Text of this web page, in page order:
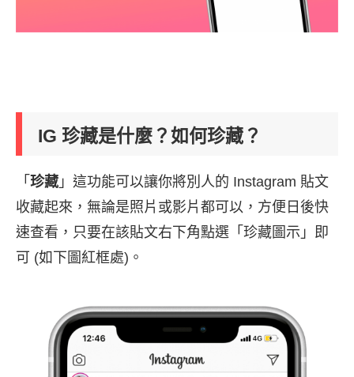
IG 珍藏是什麼？如何珍藏？
「 珍藏 」這功能可以讓你將別人的 Instagram 貼文
收藏起來，無論是照片或影片都可以，方便日後快
速查看，只要在該貼文右下角點選「珍藏圖示」即
可 (如下圖紅框處)。